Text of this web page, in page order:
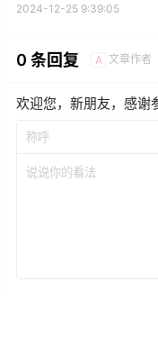
2024-12-25 9:39:05
0 条回复 A 文章作者
欢迎您，新朋友，感谢